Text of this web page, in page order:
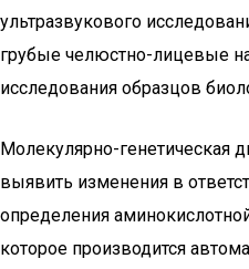
ультразвукового
грубые челюстно-лицевые
исследования образцов
Молекулярно-генетическая
выявить изменения в
определения
которое производится